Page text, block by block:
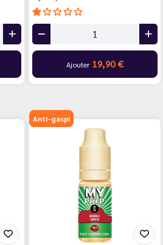
Ajouter 19,90 €
Anti-gaspi